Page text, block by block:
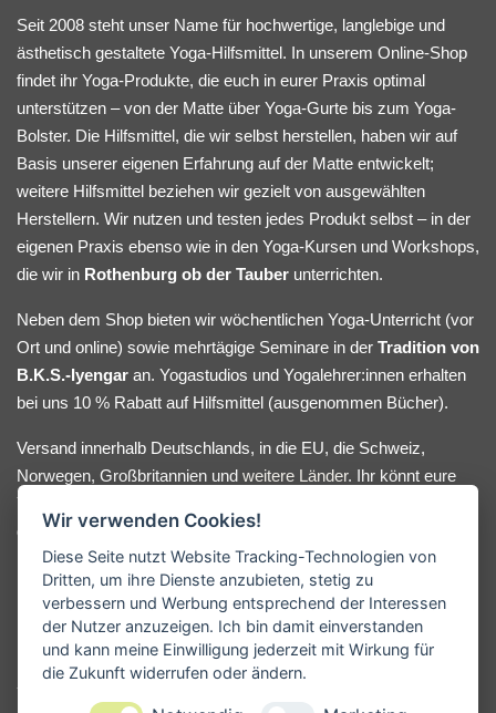
Seit 2008 steht unser Name für hochwertige, langlebige und
ästhetisch gestaltete Yoga-Hilfsmittel. In unserem Online-Shop
findet ihr Yoga-Produkte, die euch in eurer Praxis optimal
unterstützen – von der Matte über Yoga-Gurte bis zum Yoga-
Bolster. Die Hilfsmittel, die wir selbst herstellen, haben wir auf
Basis unserer eigenen Erfahrung auf der Matte entwickelt;
weitere Hilfsmittel beziehen wir gezielt von ausgewählten
Herstellern. Wir nutzen und testen jedes Produkt selbst – in der
eigenen Praxis ebenso wie in den Yoga-Kursen und Workshops,
die wir in Rothenburg ob der Tauber unterrichten.
Neben dem Shop bieten wir wöchentlichen Yoga-Unterricht (vor
Ort und online) sowie mehrtägige Seminare in der Tradition von
B.K.S.-Iyengar an. Yogastudios und Yogalehrer:innen erhalten
bei uns 10 % Rabatt auf Hilfsmittel (ausgenommen Bücher).
Versand innerhalb Deutschlands, in die EU, die Schweiz,
Norwegen, Großbritannien und weitere Länder. Ihr könnt eure
Yoga-Hilfsmittel bequem online bestellen oder nach Absprache
direkt bei uns im Lager abholen. Bei Fragen oder
Beratungswunsch meldet euch gerne.
KONTAKT
Yogamanufaktur - Andreas Kunze
Wir verwenden Cookies!
Diese Seite nutzt Website Tracking-Technologien von
Dritten, um ihre Dienste anzubieten, stetig zu
verbessern und Werbung entsprechend der Interessen
der Nutzer anzuzeigen. Ich bin damit einverstanden
und kann meine Einwilligung jederzeit mit Wirkung für
die Zukunft widerrufen oder ändern.